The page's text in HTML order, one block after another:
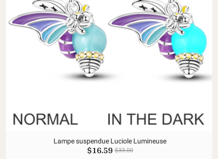
Lampe suspendue Luciole Lumineuse
$16.59 $33.00